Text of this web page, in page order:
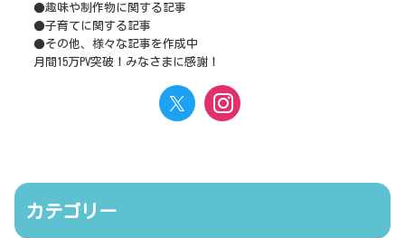
●趣味や制作物に関する記事
●子育てに関する記事
●その他、様々な記事を作成中
月間15万PV突破！みなさまに感謝！
カテゴリー